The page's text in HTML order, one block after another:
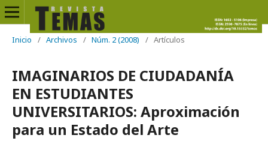
Inicio / Archivos / Núm. 2 (2008) / Artículos
IMAGINARIOS DE CIUDADANÍA
EN ESTUDIANTES
UNIVERSITARIOS: Aproximación
para un Estado del Arte